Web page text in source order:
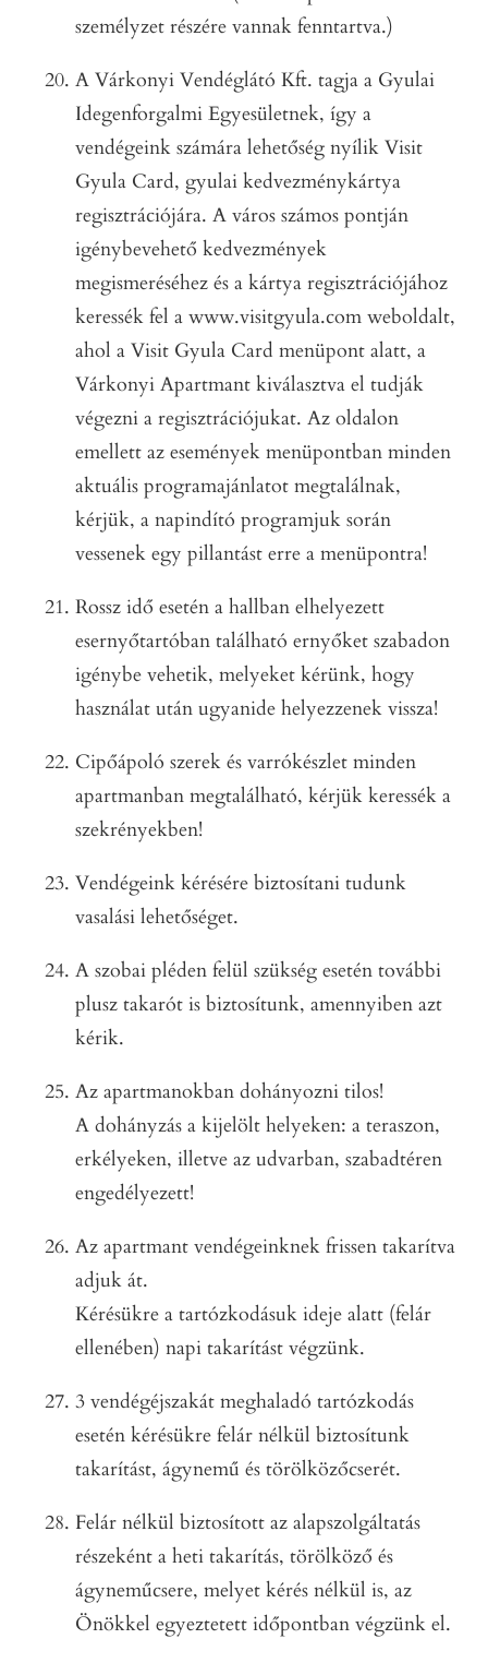
személyzet részére vannak fenntartva.)
A Várkonyi Vendéglátó Kft. tagja a Gyulai
Idegenforgalmi Egyesületnek, így a
vendégeink számára lehetőség nyílik Visit
Gyula Card, gyulai kedvezménykártya
regisztrációjára. A város számos pontján
igénybevehető kedvezmények
megismeréséhez és a kártya regisztrációjához
keressék fel a www.visitgyula.com weboldalt,
ahol a Visit Gyula Card menüpont alatt, a
Várkonyi Apartmant kiválasztva el tudják
végezni a regisztrációjukat. Az oldalon
emellett az események menüpontban minden
aktuális programajánlatot megtalálnak,
kérjük, a napindító programjuk során
vessenek egy pillantást erre a menüpontra!
Rossz idő esetén a hallban elhelyezett
esernyőtartóban található ernyőket szabadon
igénybe vehetik, melyeket kérünk, hogy
használat után ugyanide helyezzenek vissza!
Cipőápoló szerek és varrókészlet minden
apartmanban megtalálható, kérjük keressék a
szekrényekben!
Vendégeink kérésére biztosítani tudunk
vasalási lehetőséget.
A szobai pléden felül szükség esetén további
plusz takarót is biztosítunk, amennyiben azt
kérik.
Az apartmanokban dohányozni tilos!
A dohányzás a kijelölt helyeken: a teraszon,
erkélyeken, illetve az udvarban, szabadtéren
engedélyezett!
Az apartmant vendégeinknek frissen takarítva
adjuk át.
Kérésükre a tartózkodásuk ideje alatt (felár
ellenében) napi takarítást végzünk.
3 vendégéjszakát meghaladó tartózkodás
esetén kérésükre felár nélkül biztosítunk
takarítást, ágynemű és törölközőcserét.
Felár nélkül biztosított az alapszolgáltatás
részeként a heti takarítás, törölköző és
ágyneműcsere, melyet kérés nélkül is, az
Önökkel egyeztetett időpontban végzünk el.